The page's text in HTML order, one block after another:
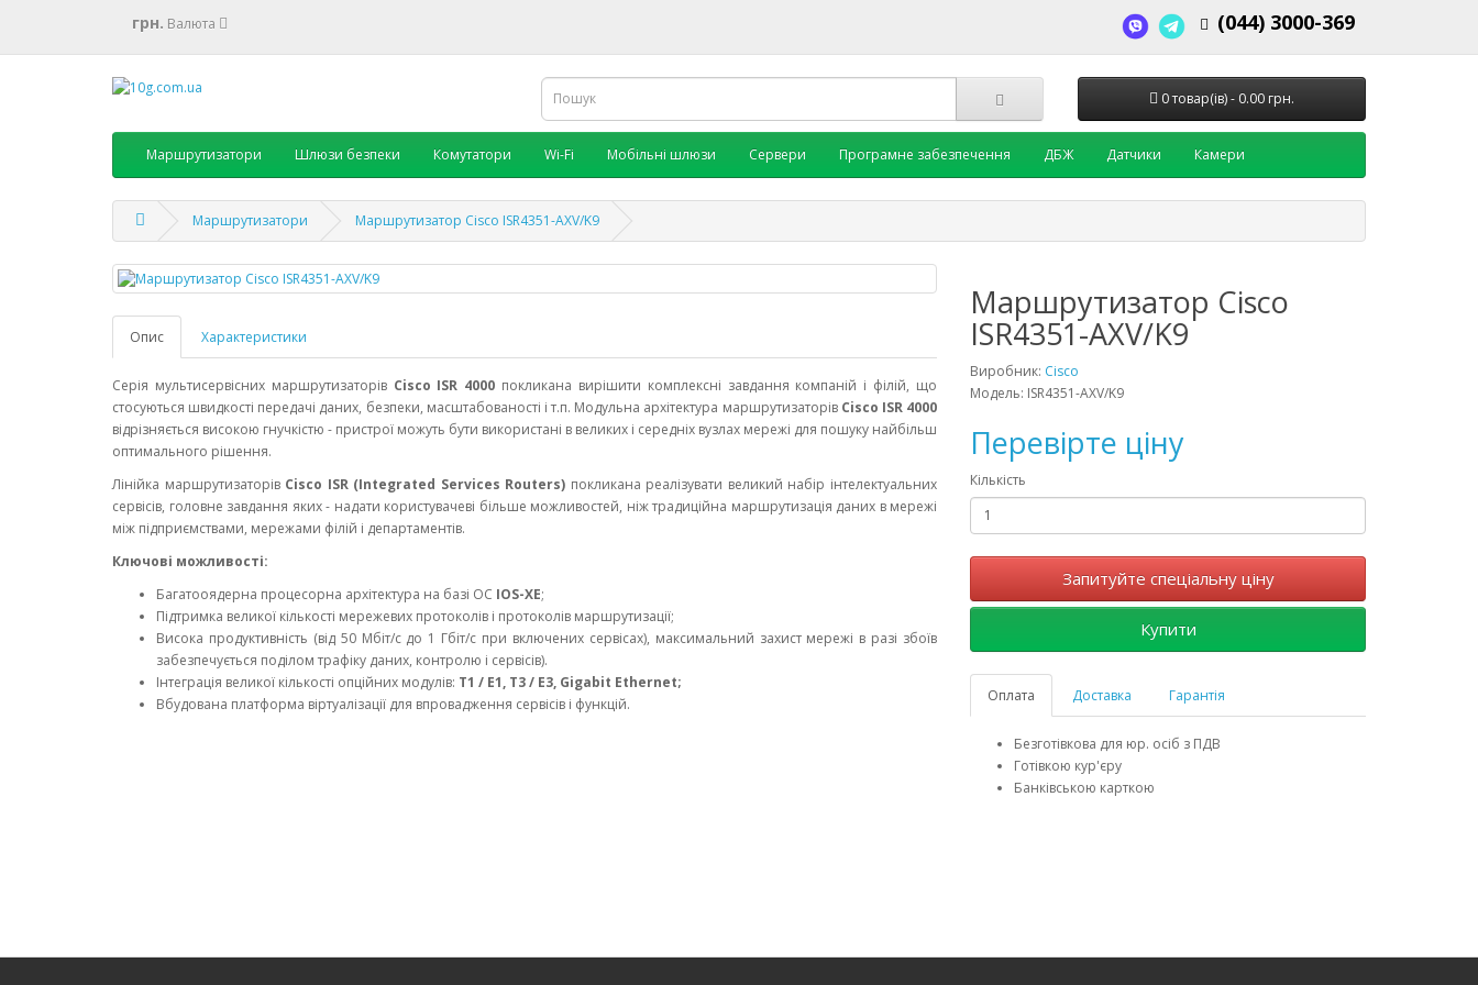
грн. Валюта (044) 3000-369
0 товар(ів) - 0.00 грн.
Маршрутизатори Шлюзи безпеки Комутатори Wi-Fi Мобільні шлюзи Сервери Програмне забезпечення ДБЖ Датчики Камери
Маршрутизатори Маршрутизатор Cisco ISR4351-AXV/K9
Опис Характеристики
Серія мультисервісних маршрутизаторів Cisco ISR 4000 покликана вирішити комплексні завдання компаній і філій, що
стосуються швидкості передачі даних, безпеки, масштабованості і т.п. Модульна архітектура маршрутизаторів Cisco ISR 4000
відрізняється високою гнучкістю - пристрої можуть бути використані в великих і середніх вузлах мережі для пошуку найбільш
оптимального рішення.
Лінійка маршрутизаторів Cisco ISR (Integrated Services Routers) покликана реалізувати великий набір інтелектуальних
сервісів, головне завдання яких - надати користувачеві більше можливостей, ніж традиційна маршрутизація даних в мережі
між підприємствами, мережами філій і департаментів.
Ключові можливості:
Багатооядерна процесорна архітектура на базі ОС IOS-XE;
Підтримка великої кількості мережевих протоколів і протоколів маршрутизації;
Висока продуктивність (від 50 Мбіт/с до 1 Гбіт/с при включених сервісах), максимальний захист мережі в разі збоїв
забезпечується поділом трафіку даних, контролю і сервісів).
Інтеграція великої кількості опційних модулів: T1 / E1, T3 / E3, Gigabit Ethernet;
Вбудована платформа віртуалізації для впровадження сервісів і функцій.
Маршрутизатор Cisco
ISR4351-AXV/K9
Виробник: Cisco
Модель: ISR4351-AXV/K9
Перевірте ціну
Кількість
Запитуйте спеціальну ціну
Купити
Оплата Доставка Гарантія
Безготівкова для юр. осіб з ПДВ
Готівкою кур'єру
Банківською карткою